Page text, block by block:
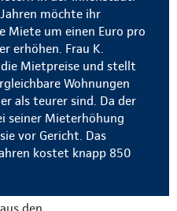
möchte ihr
Miete um einen Euro pro
erhöhen. Frau K.
Mietpreise und stellt
Wohnungen
als teurer sind. Da der
seiner Mieterhöhung
vor Gericht. Das
kostet knapp 850